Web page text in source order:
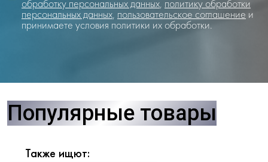
обработку персональных данных, политику обработки
персональных данных, пользовательское соглашение и
принимаете условия политики их обработки.
Популярные товары
Также ищют: